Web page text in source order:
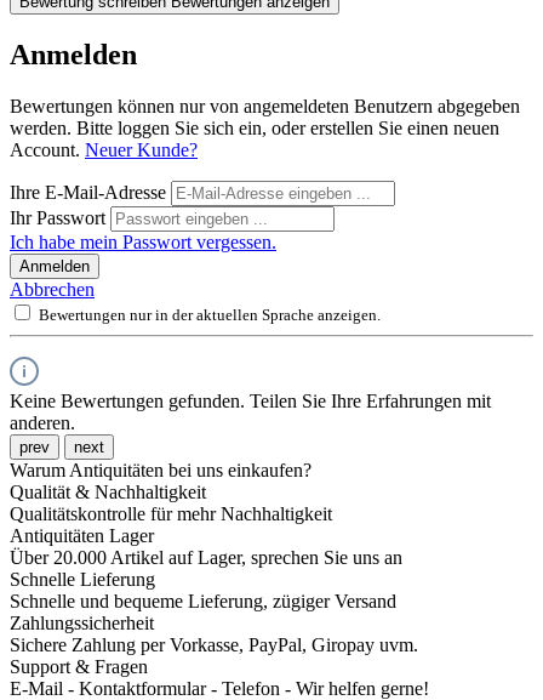
Anmelden
Bewertungen können nur von angemeldeten Benutzern abgegeben
werden. Bitte loggen Sie sich ein, oder erstellen Sie einen neuen
Account. Neuer Kunde?
Ihre E-Mail-Adresse
Ihr Passwort
Ich habe mein Passwort vergessen.
Anmelden
Abbrechen
Bewertungen nur in der aktuellen Sprache anzeigen.
Keine Bewertungen gefunden. Teilen Sie Ihre Erfahrungen mit
anderen.
prev next
Warum Antiquitäten bei uns einkaufen?
Qualität & Nachhaltigkeit
Qualitätskontrolle für mehr Nachhaltigkeit
Antiquitäten Lager
Über 20.000 Artikel auf Lager, sprechen Sie uns an
Schnelle Lieferung
Schnelle und bequeme Lieferung, zügiger Versand
Zahlungssicherheit
Sichere Zahlung per Vorkasse, PayPal, Giropay uvm.
Support & Fragen
E-Mail - Kontaktformular - Telefon - Wir helfen gerne!